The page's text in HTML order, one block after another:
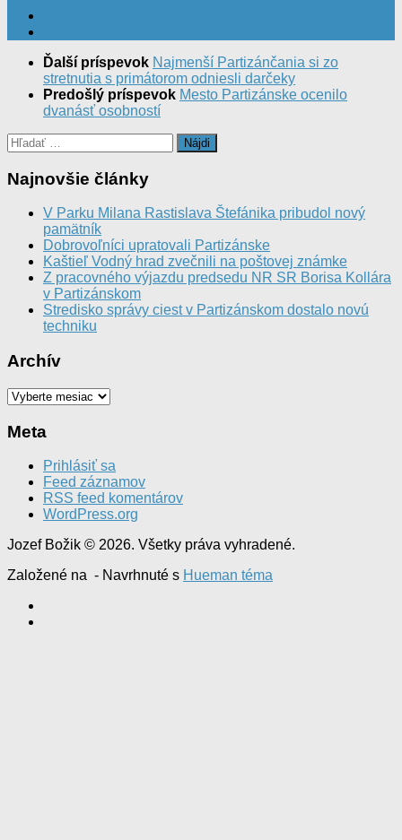
Ďalší príspevok Najmenší Partizánčania si zo
stretnutia s primátorom odniesli darčeky
Predošlý príspevok Mesto Partizánske ocenilo
dvanásť osobností
Hľadať:
Najnovšie články
V Parku Milana Rastislava Štefánika pribudol nový
pamätník
Dobrovoľníci upratovali Partizánske
Kaštieľ Vodný hrad zvečnili na poštovej známke
Z pracovného výjazdu predsedu NR SR Borisa Kollára
v Partizánskom
Stredisko správy ciest v Partizánskom dostalo novú
techniku
Archív
Archív
Meta
Prihlásiť sa
Feed záznamov
RSS feed komentárov
WordPress.org
Jozef Božik © 2026. Všetky práva vyhradené.
Založené na - Navrhnuté s Hueman téma